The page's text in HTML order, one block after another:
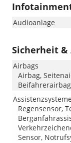
Audioanlage
Sicherheit &
Airbags
Airbag,
Beifahrerairbag
Assistenzsysteme
Regensensor,
Sensor,